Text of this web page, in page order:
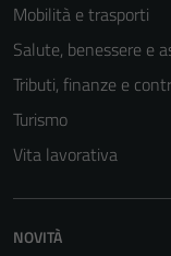
Mobilità e trasporti
Salute, benessere e
Tributi, finanze e
Turismo
Vita lavorativa
NOVITÀ